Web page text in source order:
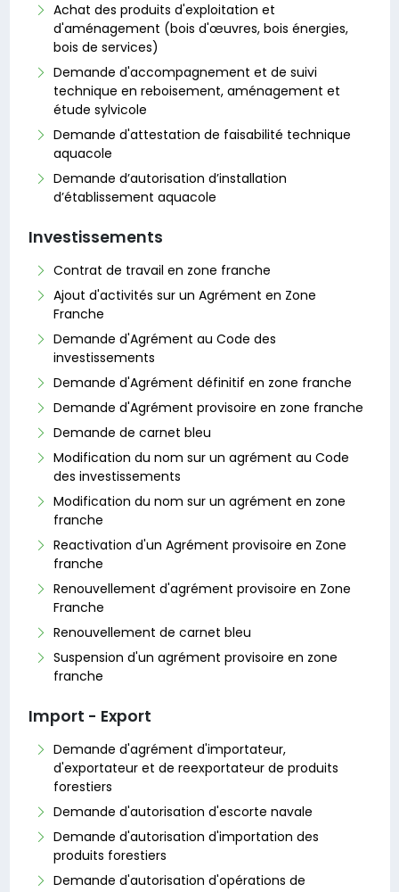
Achat des produits d'exploitation et
d'aménagement (bois d'œuvres, bois énergies,
bois de services)
Demande d'accompagnement et de suivi
technique en reboisement, aménagement et
étude sylvicole
Demande d'attestation de faisabilité technique
aquacole
Demande d’autorisation d’installation
d’établissement aquacole
Investissements
Contrat de travail en zone franche
Ajout d'activités sur un Agrément en Zone
Franche
Demande d'Agrément au Code des
investissements
Demande d'Agrément définitif en zone franche
Demande d'Agrément provisoire en zone franche
Demande de carnet bleu
Modification du nom sur un agrément au Code
des investissements
Modification du nom sur un agrément en zone
franche
Reactivation d'un Agrément provisoire en Zone
franche
Renouvellement d'agrément provisoire en Zone
Franche
Renouvellement de carnet bleu
Suspension d'un agrément provisoire en zone
franche
Import - Export
Demande d'agrément d'importateur,
d'exportateur et de reexportateur de produits
forestiers
Demande d'autorisation d'escorte navale
Demande d'autorisation d'importation des
produits forestiers
Demande d'autorisation d'opérations de